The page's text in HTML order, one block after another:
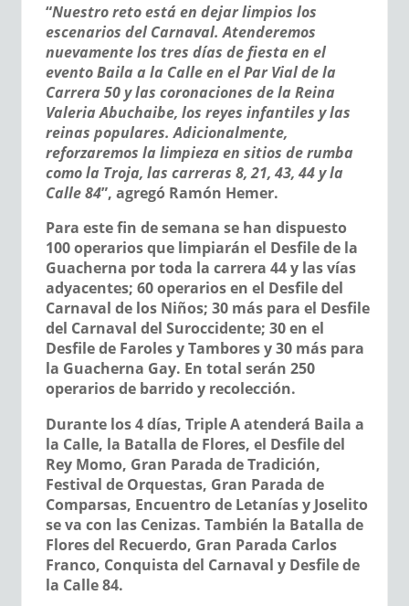
“Nuestro reto está en dejar limpios los
escenarios del Carnaval. Atenderemos
nuevamente los tres días de fiesta en el
evento Baila a la Calle en el Par Vial de la
Carrera 50 y las coronaciones de la Reina
Valeria Abuchaibe, los reyes infantiles y las
reinas populares. Adicionalmente,
reforzaremos la limpieza en sitios de rumba
como la Troja, las carreras 8, 21, 43, 44 y la
Calle 84”, agregó Ramón Hemer.
Para este fin de semana se han dispuesto
100 operarios que limpiarán el Desfile de la
Guacherna por toda la carrera 44 y las vías
adyacentes; 60 operarios en el Desfile del
Carnaval de los Niños; 30 más para el Desfile
del Carnaval del Suroccidente; 30 en el
Desfile de Faroles y Tambores y 30 más para
la Guacherna Gay. En total serán 250
operarios de barrido y recolección.
Durante los 4 días, Triple A atenderá Baila a
la Calle, la Batalla de Flores, el Desfile del
Rey Momo, Gran Parada de Tradición,
Festival de Orquestas, Gran Parada de
Comparsas, Encuentro de Letanías y Joselito
se va con las Cenizas. También la Batalla de
Flores del Recuerdo, Gran Parada Carlos
Franco, Conquista del Carnaval y Desfile de
la Calle 84.